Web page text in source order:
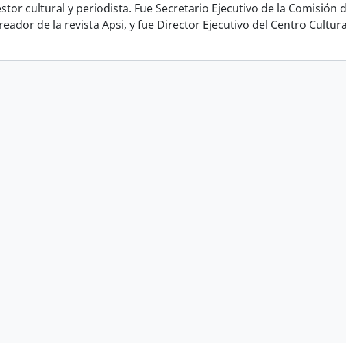
cultural y periodista. Fue Secretario Ejecutivo de la
de la revista Apsi, y fue Director Ejecutivo del Centro